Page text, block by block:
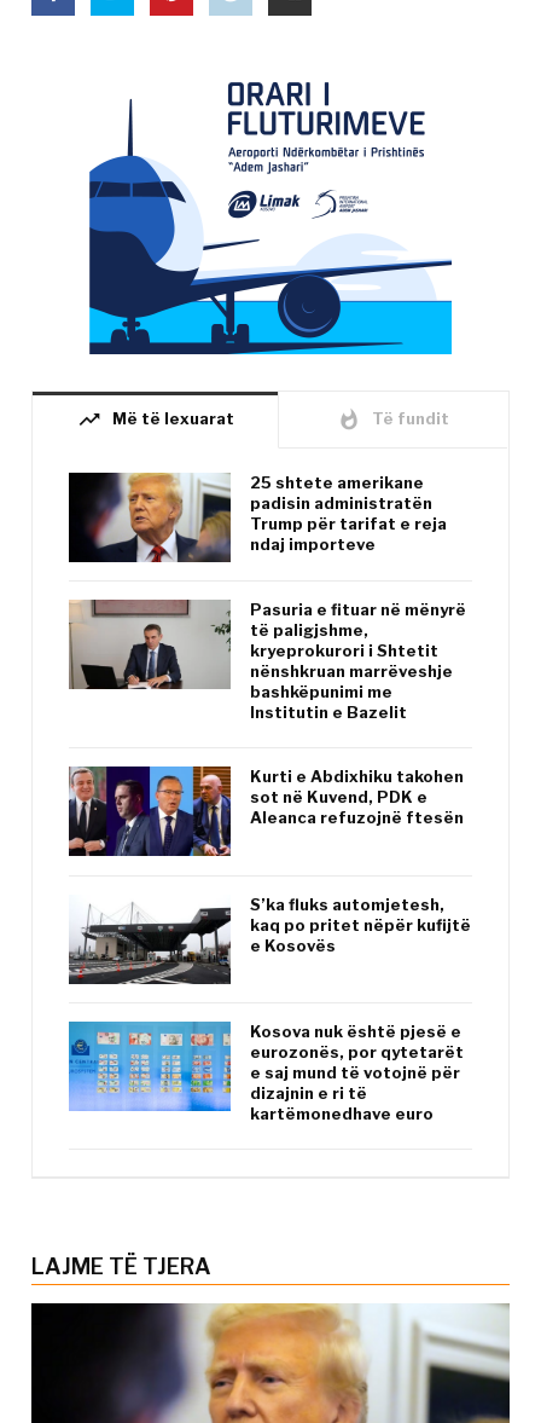
trending_up Më të lexuarat whatshot Të fundit
25 shtete amerikane
padisin administratën
Trump për tarifat e reja
ndaj importeve
Pasuria e fituar në mënyrë
të paligjshme,
kryeprokurori i Shtetit
nënshkruan marrëveshje
bashkëpunimi me
Institutin e Bazelit
Kurti e Abdixhiku takohen
sot në Kuvend, PDK e
Aleanca refuzojnë ftesën
S’ka fluks automjetesh,
kaq po pritet nëpër kufijtë
e Kosovës
Kosova nuk është pjesë e
eurozonës, por qytetarët
e saj mund të votojnë për
dizajnin e ri të
kartëmonedhave euro
LAJME TË TJERA